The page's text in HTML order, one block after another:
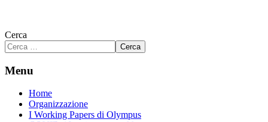
Cerca
Cerca
Menu
Home
Organizzazione
I Working Papers di Olympus